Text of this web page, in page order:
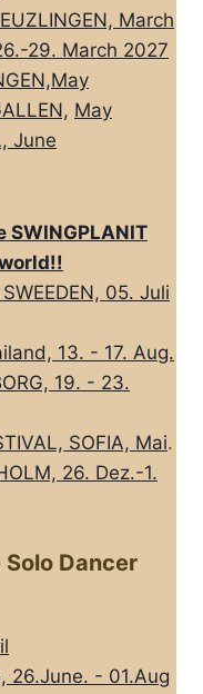
March
29. March 2027
May
June
05. Juli
13. - 17. Aug.
19. - 23.
SOFIA, Mai.
26. Dez.-1.
Dancer
26.June. - 01.Aug